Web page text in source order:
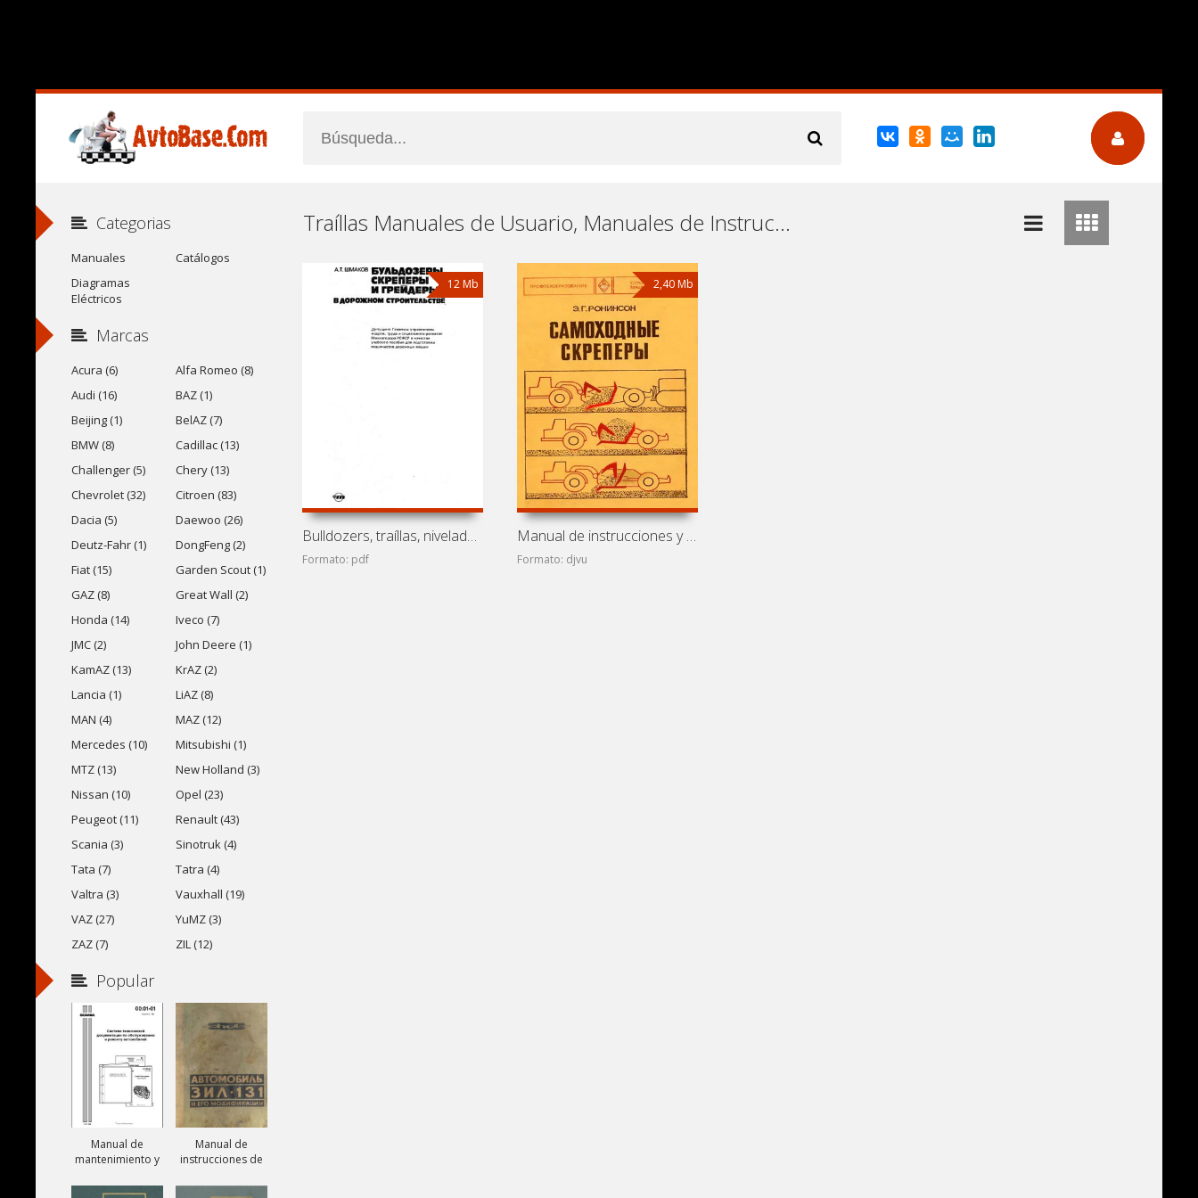
Traíllas Manuales de Usuario, Manuales de Instrucciones (Reparación) y Mantenimiento Descargar Gratis
12 Mb
Bulldozers, traíllas, niveladoras: Manual de instrucciones
Formato: pdf
2,40 Mb
Manual de instrucciones y mantenimiento de traíllas DZ-11P
Formato: djvu
Categorias
Manuales
Catálogos
Diagramas
Eléctricos
Marcas
Acura (6)
Alfa Romeo (8)
Audi (16)
BAZ (1)
Beijing (1)
BelAZ (7)
BMW (8)
Cadillac (13)
Challenger (5)
Chery (13)
Chevrolet (32)
Citroen (83)
Dacia (5)
Daewoo (26)
Deutz-Fahr (1)
DongFeng (2)
Fiat (15)
Garden Scout (1)
GAZ (8)
Great Wall (2)
Honda (14)
Iveco (7)
JMC (2)
John Deere (1)
KamAZ (13)
KrAZ (2)
Lancia (1)
LiAZ (8)
MAN (4)
MAZ (12)
Mercedes (10)
Mitsubishi (1)
MTZ (13)
New Holland (3)
Nissan (10)
Opel (23)
Peugeot (11)
Renault (43)
Scania (3)
Sinotruk (4)
Tata (7)
Tatra (4)
Valtra (3)
Vauxhall (19)
VAZ (27)
YuMZ (3)
ZAZ (7)
ZIL (12)
Popular
Manual de
mantenimiento y
camiones Scania
Manual de
instrucciones de
ZIL-131A y ZIL-